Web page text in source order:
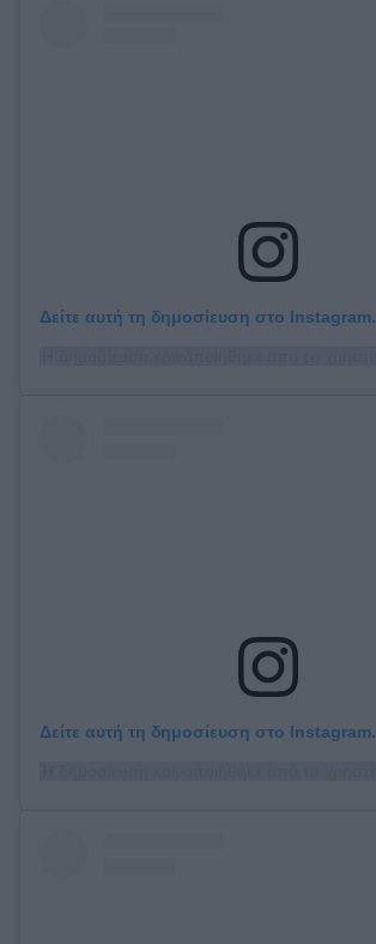
Δείτε αυτή τη δημοσίευση στο Instagram.
Δείτε αυτή τη δημοσίευση στο Instagram.